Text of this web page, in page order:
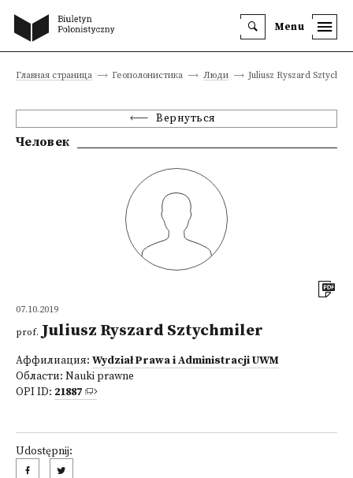
Menu
Главная страница Геополонистика Люди Juliusz Ryszard
Вернуться
Человек
07.10.2019
prof. Juliusz Ryszard Sztychmiler
Аффилиация: Wydział Prawa i Administracji UWM
Области: Nauki prawne
OPI ID: 21887
Udostępnij: